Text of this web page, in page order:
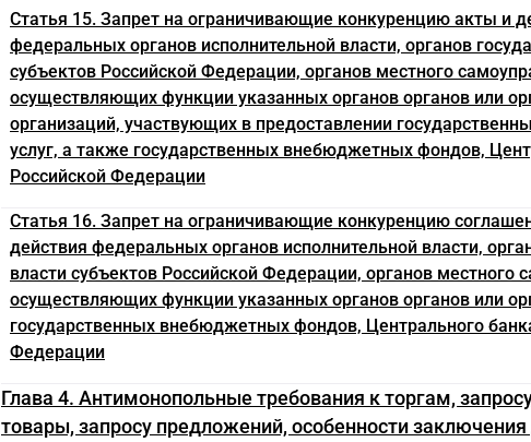
Статья 15. Запрет на ограничивающие конкуренцию акты и
федеральных органов исполнительной власти, органов
субъектов Российской Федерации, органов местного
осуществляющих функции указанных органов органов или
организаций, участвующих в предоставлении
услуг, а также государственных внебюджетных фондов,
Российской Федерации
Статья 16. Запрет на ограничивающие конкуренцию
действия федеральных органов исполнительной власти,
власти субъектов Российской Федерации, органов местного
осуществляющих функции указанных органов органов или
государственных внебюджетных фондов, Центрального
Федерации
Глава 4. Антимонопольные требования к торгам,
товары, запросу предложений, особенности заключения